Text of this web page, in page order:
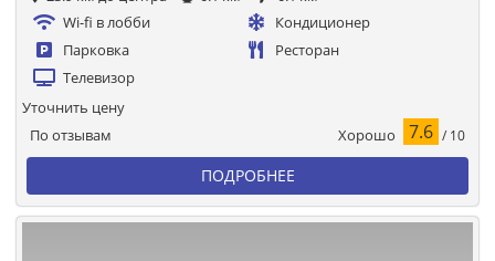
Wi-fi в лобби
Кондиционер
Парковка
Ресторан
Телевизор
По отзывам Хорошо 7.6 / 10
Уточнить цену
ПОДРОБНЕЕ